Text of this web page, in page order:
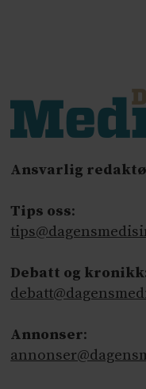
Ansvarlig
Tips oss:
Debatt og
Annonser: